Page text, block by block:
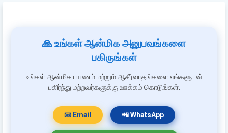
🙏 உங்கள் ஆன்மிக அனுபவங்களை
பகிருங்கள்
உங்கள் ஆன்மிக பயணம் மற்றும் ஆசீர்வாதங்களை எங்களுடன்
பகிர்ந்து மற்றவர்களுக்கு ஊக்கம் கொடுங்கள்.
📧 Email 📲 WhatsApp